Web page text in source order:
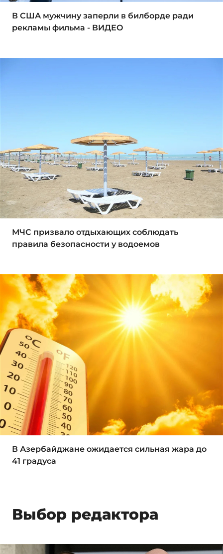
В США мужчину заперли в билборде ради
рекламы фильма - ВИДЕО
МЧС призвало отдыхающих соблюдать
правила безопасности у водоемов
В Азербайджане ожидается сильная жара до
41 градуса
Выбор редактора